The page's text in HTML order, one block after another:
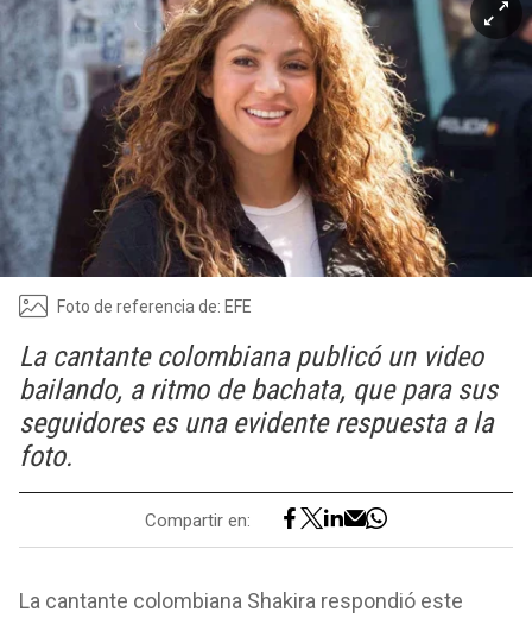
Foto de referencia de: EFE
La cantante colombiana publicó un video
bailando, a ritmo de bachata, que para sus
seguidores es una evidente respuesta a la
foto.
Compartir en:
La cantante colombiana Shakira respondió este